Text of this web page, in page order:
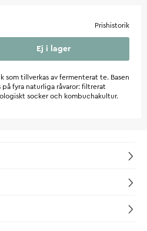
Prishistorik
Ej i lager
som tillverkas av fermenterat te. Basen
fyra naturliga råvaror: filtrerat
socker och kombuchakultur.